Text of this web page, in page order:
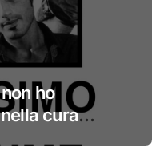
ho
cura